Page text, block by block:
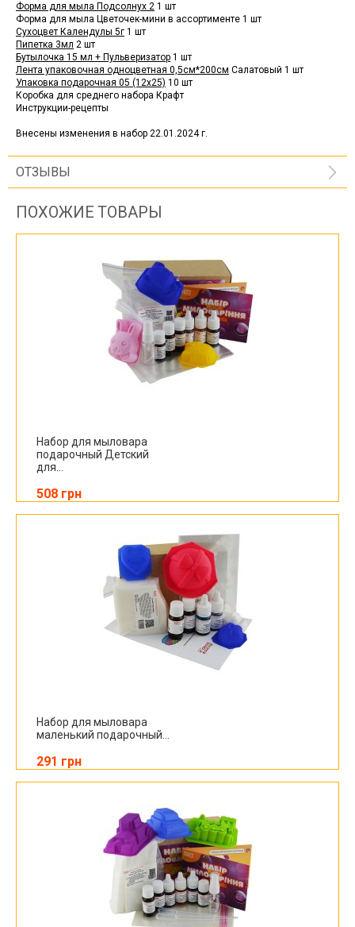
Форма для мыла Подсолнух 2 1 шт
Форма для мыла Цветочек-мини в ассортименте 1 шт
Сухоцвет Календулы 5г 1 шт
Пипетка 3мл 2 шт
Бутылочка 15 мл + Пульверизатор 1 шт
Лента упаковочная одноцветная 0,5см*200см Салатовый 1 шт
Упаковка подарочная 05 (12х25) 10 шт
Коробка для среднего набора Крафт
Инструкции-рецепты
Внесены изменения в набор 22.01.2024 г.
ОТЗЫВЫ
ПОХОЖИЕ ТОВАРЫ
Набор для мыловара
подарочный Детский
для...
508 грн
Набор для мыловара
маленький подарочный...
291 грн